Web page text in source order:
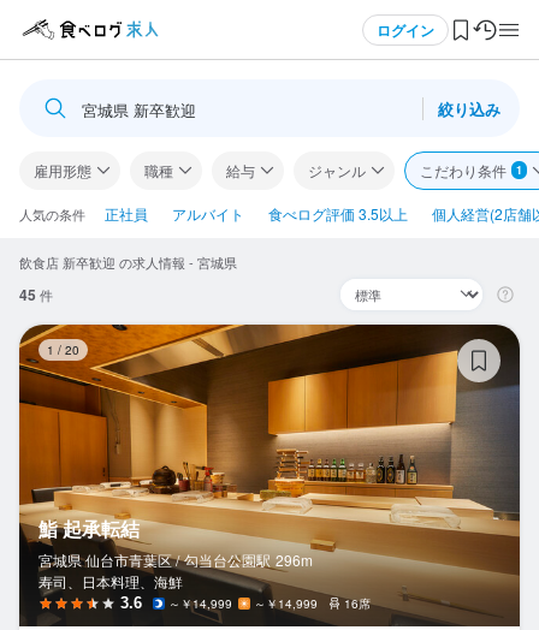
ログイン
ログイン・無料会員登録
食べログ求人TOP
求人検索
閲覧履歴
気になる求人
検索履歴・保存した条件
応募履歴
WEB履歴書
宮城県 新卒歓迎 絞り込み
雇用形態 職種 給与 ジャンル こだわり条件 1
人気の条件 正社員 アルバイト 食べログ評価 3.5以上 個人経営(2店舗
飲食店 新卒歓迎 の求人情報 - 宮城県
45 件
1 / 20
鮨 起承転結
宮城県 仙台市青葉区 / 勾当台公園駅 296m
寿司、日本料理、海鮮
3.6 ～￥14,999 ～￥14,999 16席